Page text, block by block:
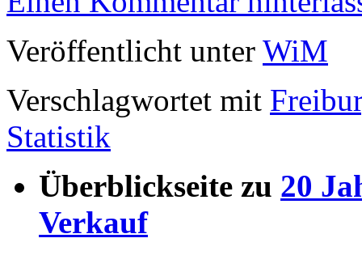
Veröffentlicht unter WiM
Verschlagwortet mit
Statistik
Überblickseite zu 20
Verkauf